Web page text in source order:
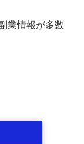
業情報が多数